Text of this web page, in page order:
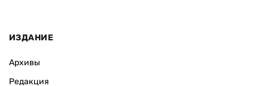
ИЗДАНИЕ
Архивы
Редакция